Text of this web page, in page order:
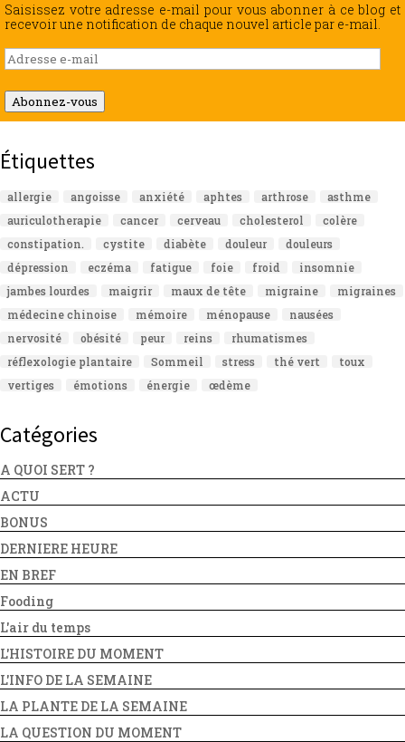
Saisissez votre adresse e-mail pour vous abonner à ce blog et
recevoir une notification de chaque nouvel article par e-mail.
Adresse
e-
mail
Abonnez-vous
Étiquettes
allergie angoisse anxiété aphtes arthrose
asthme
auriculotherapie
cancer cerveau cholesterol
colère
constipation.
cystite diabète douleur
douleurs
dépression
eczéma fatigue foie froid
insomnie
jambes lourdes
maigrir maux de tête migraine
migraines
médecine chinoise
mémoire ménopause
nausées
nervosité
obésité peur reins
rhumatismes
réflexologie plantaire
Sommeil stress thé vert
toux
vertiges
émotions énergie œdème
Catégories
A QUOI SERT ?
ACTU
BONUS
DERNIERE HEURE
EN BREF
Fooding
L'air du temps
L'HISTOIRE DU MOMENT
L'INFO DE LA SEMAINE
LA PLANTE DE LA SEMAINE
LA QUESTION DU MOMENT